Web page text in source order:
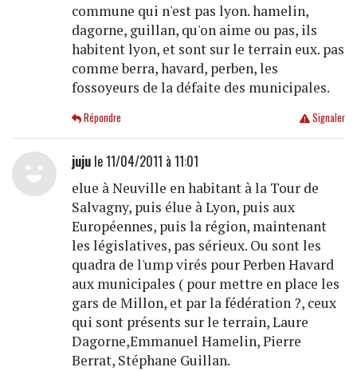
commune qui n'est pas lyon. hamelin,
dagorne, guillan, qu'on aime ou pas, ils
habitent lyon, et sont sur le terrain eux. pas
comme berra, havard, perben, les
fossoyeurs de la défaite des municipales.
Signaler
Répondre
jujule 11/04/2011 à 11:01
elue à Neuville en habitant à la Tour de
Salvagny, puis élue à Lyon, puis aux
Européennes, puis la région, maintenant
les législatives, pas sérieux. Ou sont les
quadra de l'ump virés pour Perben Havard
aux municipales ( pour mettre en place les
gars de Millon, et par la fédération ?, ceux
qui sont présents sur le terrain, Laure
Dagorne,Emmanuel Hamelin, Pierre
Berrat, Stéphane Guillan.